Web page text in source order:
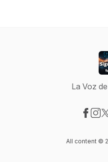
La Voz
All content ©